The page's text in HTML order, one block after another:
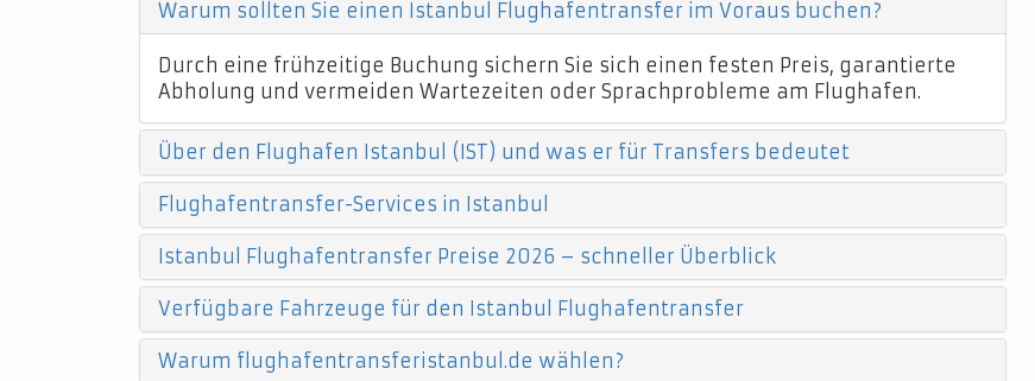
Warum sollten Sie einen Istanbul Flughafentransfer im Voraus buchen?
Durch eine frühzeitige Buchung sichern Sie sich einen festen Preis, garantierte
Abholung und vermeiden Wartezeiten oder Sprachprobleme am Flughafen.
Über den Flughafen Istanbul (IST) und was er für Transfers bedeutet
Flughafentransfer-Services in Istanbul
Istanbul Flughafentransfer Preise 2026 – schneller Überblick
Verfügbare Fahrzeuge für den Istanbul Flughafentransfer
Warum flughafentransferistanbul.de wählen?